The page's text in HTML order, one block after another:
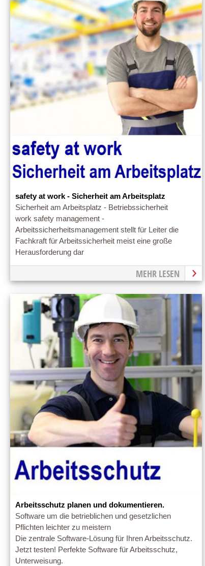
safety at work - Sicherheit am Arbeitsplatz
Sicherheit am Arbeitsplatz - Betriebssicherheit
work safety management -
Arbeitssicherheitsmanagement stellt für Leiter die
Fachkraft für Arbeitssicherheit meist eine große
Herausforderung dar
MEHR LESEN
Arbeitsschutz planen und dokumentieren.
Software um die betrieblichen und gesetzlichen
Pflichten leichter zu meistern
Die zentrale Software-Lösung für Ihren Arbeitsschutz.
Jetzt testen! Perfekte Software für Arbeitsschutz,
Unterweisung.